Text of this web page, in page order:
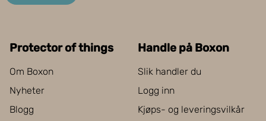
Protector of things
Om Boxon
Nyheter
Blogg
Handle på Boxon
Slik handler du
Logg inn
Kjøps- og leveringsvilkår